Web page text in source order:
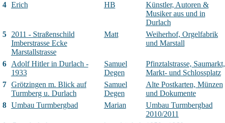
4 Erich HB
Künstler, Autoren &
Musiker aus und in
Durlach
5
2011 - Straßenschild
Imberstrasse Ecke
Marstallstrasse
Matt
Weiherhof, Orgelfabrik
und Marstall
6
Adolf Hitler in Durlach -
1933
Samuel
Degen
Pfinztalstrasse, Saumarkt,
Markt- und Schlossplatz
7
Grötzingen m. Blick auf
Turmberg u. Durlach
Samuel
Degen
Alte Postkarten, Münzen
und Dokumente
8 Umbau Turmbergbad Marian
Umbau Turmbergbad
2010/2011